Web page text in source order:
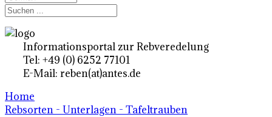
Informationsportal zur Rebveredelung
Tel: +49 (0) 6252 77101
E-Mail: reben(at)antes.de
Home
Rebsorten - Unterlagen - Tafeltrauben